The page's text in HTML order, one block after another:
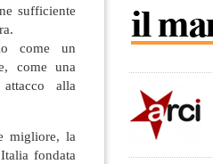
sufficiente
come un
come una
alla
migliore, la
fondata